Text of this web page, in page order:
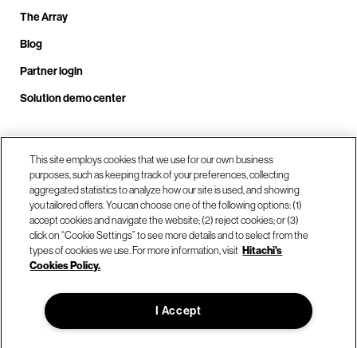
The Array
Blog
Partner login
Solution demo center
Call us at +1.678.403.3035
Our locations
© Hitachi Vantara LLC 2026. All Rights Reserved.
This site employs cookies that we use for our own business
purposes, such as keeping track of your preferences, collecting
aggregated statistics to analyze how our site is used, and showing
you tailored offers. You can choose one of the following options: (1)
accept cookies and navigate the website; (2) reject cookies; or (3)
click on “Cookie Settings” to see more details and to select from the
types of cookies we use. For more information, visit Hitachi's
Cookies Policy.
I Accept